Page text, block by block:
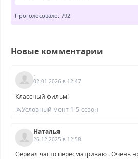
Проголосовало: 792
Новые комментарии
.
02.01.2026 в 12:47
Классный фильм!
Условный мент 1-5 сезон
Наталья
26.12.2025 в 12:58
Сериал часто пересматриваю . Очень